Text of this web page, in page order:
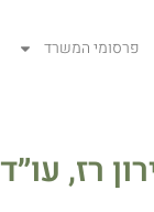
פרסומי המשרד
רז, עו״ד